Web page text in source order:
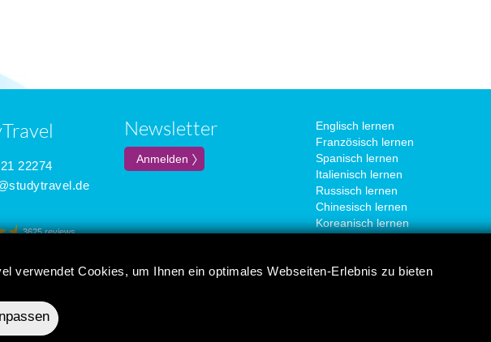
verwendet Cookies, um Ihnen ein optimales Webseiten-Erlebnis zu bieten
22274
3625 reviews
Newsletter
Englisch lernen
Französisch lernen
Spanisch lernen
Italienisch lernen
Russisch lernen
Chinesisch lernen
Koreanisch lernen
Deutsch lernen